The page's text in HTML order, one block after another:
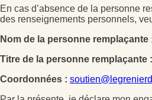
En cas d’absence de la personne
des renseignements personnels,
Nom de la personne remplaçante
Titre de la personne remplaçante :
Coordonnées :